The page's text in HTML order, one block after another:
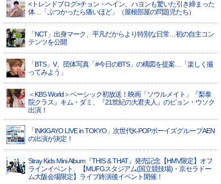
<トレンドブログ>チョン・ヘイン、ハヨンも驚いた引き締まった
体…「ぶつかったら痛いほど」（屋根部屋の問題児たち）
「NCT」出身マーク、平凡だからより特別な日常…初の自主コン
テンツを公開
「BTS」V、団体写真「#今日のBTS」の構図を提案…「楽しく撮
ってみよう」
＜KBS World＞ベーシック初放送！映画「ソウルメイト」『梨泰
院クラス』キム・ダミ、『21世紀の大君夫人』のピョン・ウソク
出演！
「INKIGAYO LIVE in TOKYO」次世代K-POPボーイズグループAEN
の出演が決定！
Stray Kids Mini Album『THIS & THAT』発売記念【HMV限定】オフ
ラインイベント、【MUFGスタジアム(国立競技場)・京セラドー
ム大阪会場限定】ライブ終演後イベント開催！